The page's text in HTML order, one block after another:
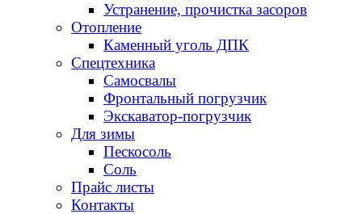
Устранение, прочистка засоров
Отопление
Каменный уголь ДПК
Спецтехника
Самосвалы
Фронтальный погрузчик
Экскаватор-погрузчик
Для зимы
Пескосоль
Соль
Прайс листы
Контакты